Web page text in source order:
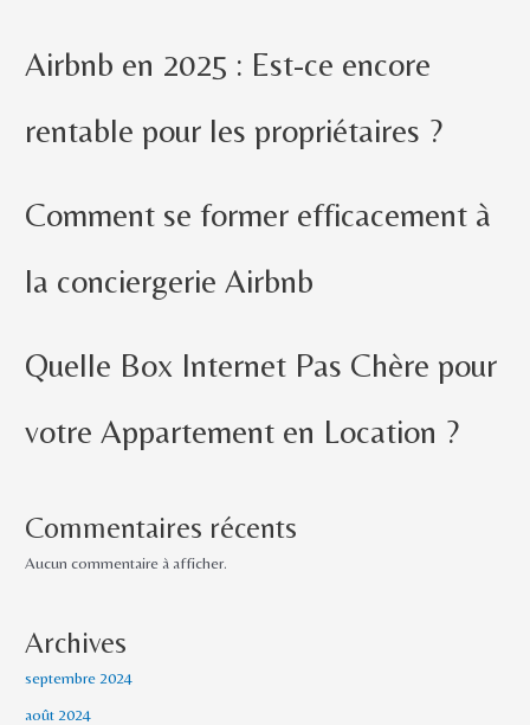
Airbnb en 2025 : Est-ce encore
rentable pour les propriétaires ?
Comment se former efficacement à
la conciergerie Airbnb
Quelle Box Internet Pas Chère pour
votre Appartement en Location ?
Commentaires récents
Aucun commentaire à afficher.
Archives
septembre 2024
août 2024